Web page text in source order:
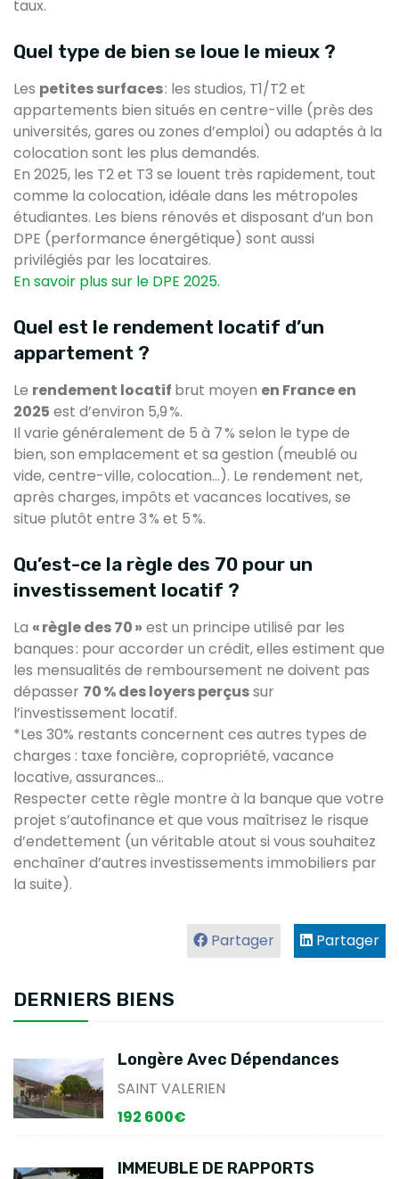
taux.
Quel type de bien se loue le mieux ?
Les petites surfaces: les studios, T1/T2 et
appartements bien situés en centre-ville (près des
universités, gares ou zones d’emploi) ou adaptés à la
colocation sont les plus demandés.
En 2025, les T2 et T3 se louent très rapidement, tout
comme la colocation, idéale dans les métropoles
étudiantes. Les biens rénovés et disposant d’un bon
DPE (performance énergétique) sont aussi
privilégiés par les locataires.
En savoir plus sur le DPE 2025.
Quel est le rendement locatif d’un
appartement ?
Le rendement locatif brut moyen en France en
2025 est d’environ 5,9 %.
Il varie généralement de 5 à 7 % selon le type de
bien, son emplacement et sa gestion (meublé ou
vide, centre-ville, colocation…). Le rendement net,
après charges, impôts et vacances locatives, se
situe plutôt entre 3 % et 5 %.
Qu’est-ce la règle des 70 pour un
investissement locatif ?
La « règle des 70 » est un principe utilisé par les
banques : pour accorder un crédit, elles estiment que
les mensualités de remboursement ne doivent pas
dépasser 70 % des loyers perçussur
l’investissement locatif.
*Les 30% restants concernent ces autres types de
charges : taxe foncière, copropriété, vacance
locative, assurances…
Respecter cette règle montre à la banque que votre
projet s’autofinance et que vous maîtrisez le risque
d’endettement (un véritable atout si vous souhaitez
enchaîner d’autres investissements immobiliers par
la suite).
Partager
Partager
DERNIERS BIENS
Longère Avec Dépendances
SAINT VALERIEN
192 600€
IMMEUBLE DE RAPPORTS